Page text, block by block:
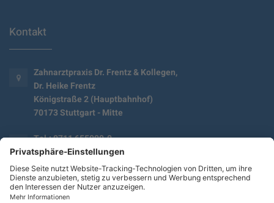
Kontakt
Zahnarztpraxis Dr. Frentz & Kollegen,
Dr. Heike Frentz
Königstraße 2 (Hauptbahnhof)
70173 Stuttgart - Mitte
Tel.: 0711 655000-0
E-Mail:info@frentz.de
Sprechzeiten:
Mo.–Do. 7:30–19:00 | Fr. 7:30–16:00 Uhr